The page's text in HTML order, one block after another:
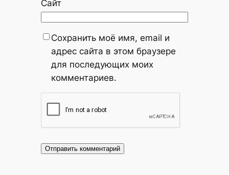
Сайт
Сохранить моё имя, email и
адрес сайта в этом браузере
для последующих моих
комментариев.